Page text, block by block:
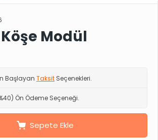
Modül
Başlayan Taksit Seçenekleri.
Ön Ödeme Seçeneği.
Sepete Ekle